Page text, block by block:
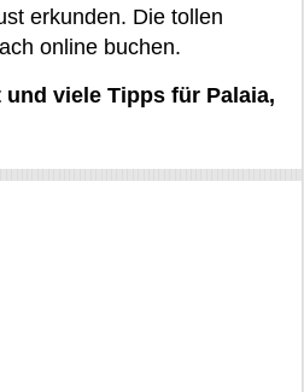
erkunden. Die tollen
online buchen.
viele Tipps für Palaia,